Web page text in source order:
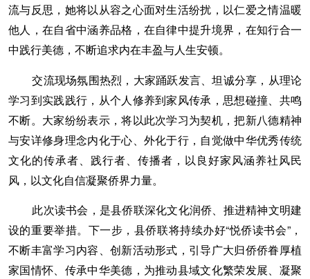
流与反思，她将以从容之心面对生活纷扰，以仁爱之情温暖
他人，在自省中涵养品格，在自律中提升境界，在知行合一
中践行美德，不断追求内在丰盈与人生安顿。
交流现场氛围热烈，大家踊跃发言、坦诚分享，从理论
学习到实践践行，从个人修养到家风传承，思想碰撞、共鸣
不断。大家纷纷表示，将以此次学习为契机，把新八德精神
与安详修身理念内化于心、外化于行，自觉做中华优秀传统
文化的传承者、践行者、传播者，以良好家风涵养社风民
风，以文化自信凝聚侨界力量。
此次读书会，是县侨联深化文化润侨、推进精神文明建
设的重要举措。下一步，县侨联将持续办好“悦侨读书会”，
不断丰富学习内容、创新活动形式，引导广大归侨侨眷厚植
家国情怀、传承中华美德，为推动县域文化繁荣发展、凝聚